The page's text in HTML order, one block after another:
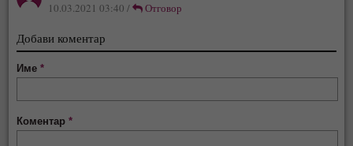
10.03.2021 03:40 / Отговор
Добави коментар
Име*
Коментар*